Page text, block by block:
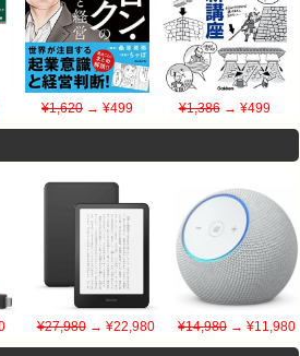
¥1,620 → ¥499 ¥1,386→ ¥499
¥27,980→ ¥22,980 ¥14,980→ ¥11,980